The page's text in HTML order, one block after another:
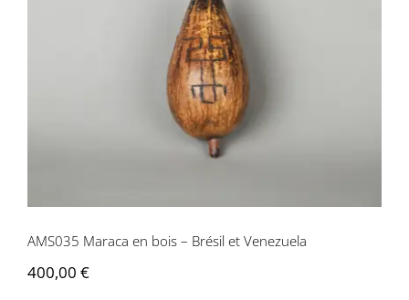
AMS035 Maraca en bois – Brésil et Venezuela
400,00 €